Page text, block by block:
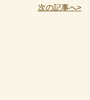
次の記事へ>